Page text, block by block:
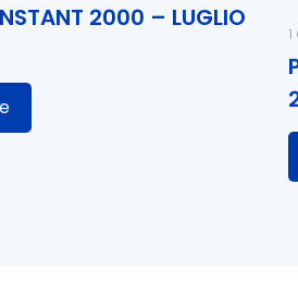
2000 – LUGLIO